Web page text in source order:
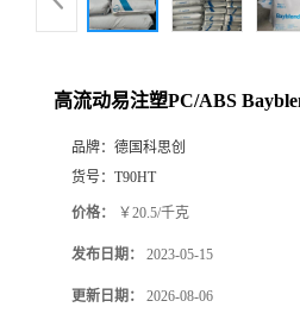
高流动易注塑PC/ABS
品牌： 德国科思创
货号： T90HT
价格： ￥20.5/千克
发布日期： 2023-05-15
更新日期： 2026-08-06